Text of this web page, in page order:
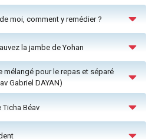
moi, comment y remédier ?
la jambe de Yohan
mélangé pour le repas et séparé
Gabriel DAYAN)
Ticha Béav